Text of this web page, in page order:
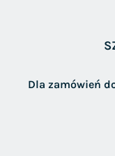
Dla zamówień